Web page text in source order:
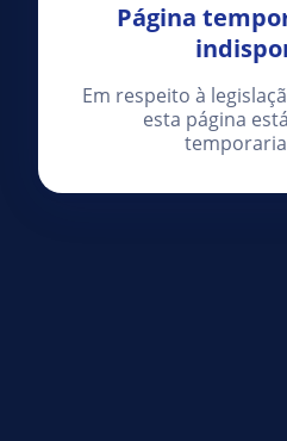
Página
Em respeito à
esta página